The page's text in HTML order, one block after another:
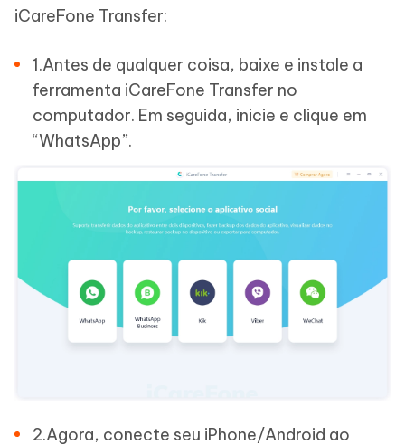
iCareFone Transfer:
1.Antes de qualquer coisa, baixe e instale a
ferramenta iCareFone Transfer no
computador. Em seguida, inicie e clique em
“WhatsApp”.
2.Agora, conecte seu iPhone/Android ao